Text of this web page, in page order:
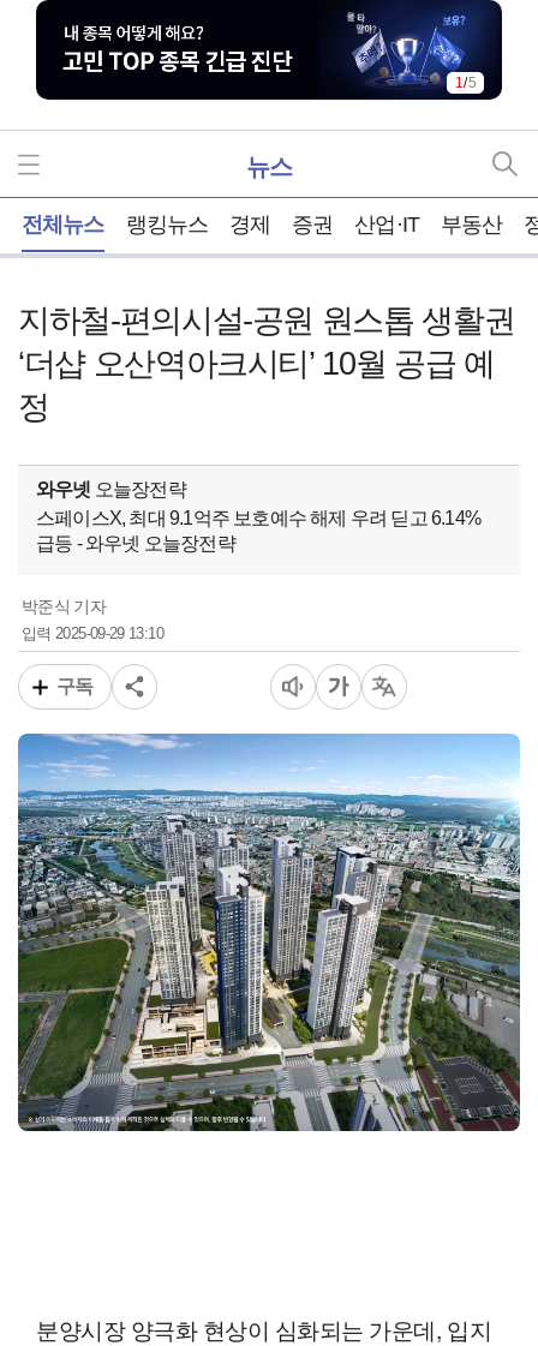
1/5
뉴스
전체뉴스 랭킹뉴스 경제 증권 산업·IT 부동산
지하철-편의시설-공원 원스톱 생활권
‘더샵 오산역아크시티’ 10월 공급 예
정
와우넷 오늘장전략
스페이스X, 최대 9.1억주 보호예수 해제 우려 딛고 6.14%
급등 - 와우넷 오늘장전략
박준식 기자
입력2025-09-29 13:10
구독
분양시장 양극화 현상이 심화되는 가운데, 입지